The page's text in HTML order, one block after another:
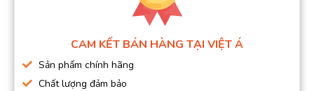
CAM KẾT BÁN HÀNG TẠI VIỆT Á
Sản phẩm chính hãng
Chất lượng đảm bảo